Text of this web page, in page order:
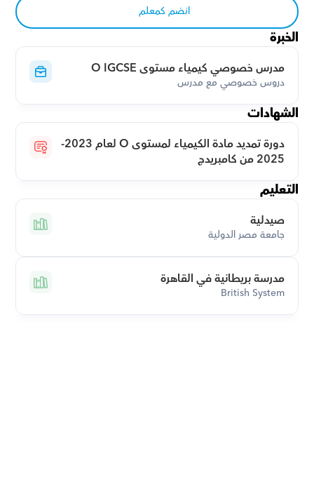
انضم كمعلم
الخبرة
مدرس خصوصي كيمياء مستوى O IGCSE
دروس خصوصي مع مدرس
الشهادات
دورة تمديد مادة الكيمياء لمستوى O لعام 2023-
2025 من كامبريدج
التعليم
صيدلية
جامعة مصر الدولية
مدرسة بريطانية في القاهرة
British System